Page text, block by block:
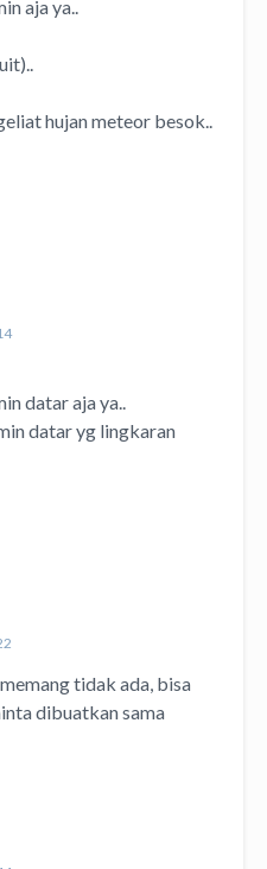
aja ya..
hujan meteor besok..
datar aja ya..
datar yg lingkaran
tidak ada, bisa
dibuatkan sama